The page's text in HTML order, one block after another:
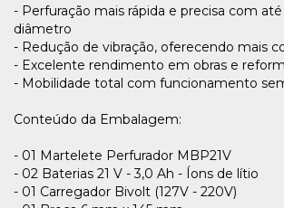
- Perfuração mais rápida e precisa com
diâmetro
- Redução de vibração, oferecendo mais
- Excelente rendimento em obras e
- Mobilidade total com funcionamento
Conteúdo da Embalagem:
- 01 Martelete Perfurador MBP21V
- 02 Baterias 21 V - 3,0 Ah - Íons de lítio
- 01 Carregador Bivolt (127V - 220V)